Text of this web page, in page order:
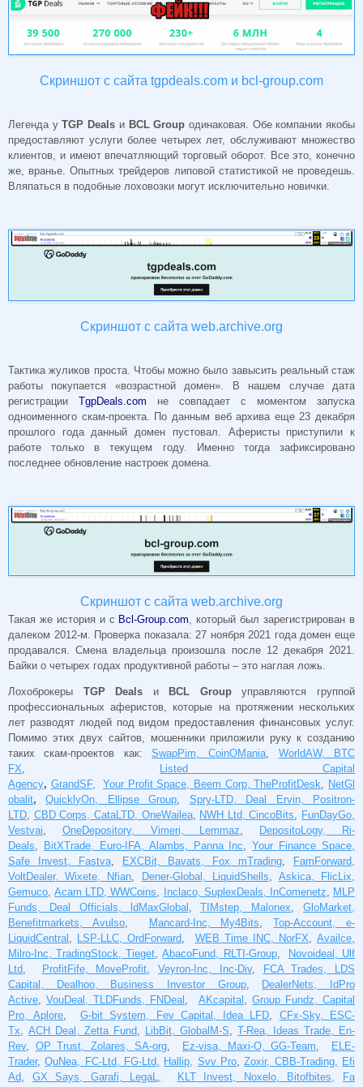
Скриншот с сайта tgpdeals.com и bcl-group.com
Легенда уTGP Deals и BCLGroup одинаковая. Обе компании якобы
предоставляют услуги более четырех лет, обслуживают множество
клиентов, и имеют впечатляющий торговый оборот. Все это, конечно
же, вранье. Опытных трейдеров липовой статистикой не проведешь.
Вляпаться в подобные лоховозки могут исключительно новички.
Скриншот с сайта web.archive.org
Тактика жуликов проста. Чтобы можно было завысить реальный стаж
работы покупается «возрастной домен». В нашем случае дата
регистрации TgpDeals.com не совпадает с моментом запуска
одноименного скам-проекта. По данным веб архива еще 23 декабря
прошлого года данный домен пустовал. Аферисты приступили к
работе только в текущем году. Именно тогда зафиксировано
последнее обновление настроек домена.
Скриншот с сайта web.archive.org
Такая же история и с Bcl-Group.com, который был зарегистрирован в
далеком 2012-м. Проверка показала: 27 ноября 2021 года домен еще
продавался. Смена владельца произошла после 12 декабря 2021.
Байки о четырех годах продуктивной работы – это наглая ложь.
Лохоброкеры TGP Deals и BCL Groupуправляются группой
профессиональных аферистов, которые на протяжении нескольких
лет разводят людей под видом предоставления финансовых услуг.
Помимо этих двух сайтов, мошенники приложили руку к созданию
таких скам-проектов как: SwapPim, CoinOMania
WorldAW, BTC
FX
Listed Capital
Agency, GrandSF,Your Profit Space, Beem Corp, TheProfitDesk
NetGl
obalit,QuicklyOn, Ellipse Group
Spry-LTD, Deal Ervin, Positron-
LTD CBD Corps, CataLTD, OneWailea, NWH Ltd, CincoBits
FunDayGo,
Vestvai
OneDepository, Vimeri, Lemmaz
DepositoLogy, Ri-
Deals
BitXTrade, Euro-IFA, Alambs, Panna Inc ,Your Finance Space,
Safe Invest, Fastva, EXCBit, Bavats, Fox mTrading
FamForward,
VoltDealer, Wixete, Nfian
Dener-Global, LiquidShells
Askica, FlicLix,
Gemuco ,Acam LTD, WWCoins Inclaco, SuplexDeals, InComenetz
MLP
Funds, Deal Officials, ldMaxGlobal
,TIMstep, Malonex ,GloMarket,
Benefitmarkets, Avulso, Mancard-Inc, My4Bits ,Top-Account, e-
LiquidCentral
LSP-LLC, OrdForward WEB Time INC, NorFX
Availce,
Milro-Inc, TradingStock, Tieget ,AbacoFund, RLTI-Group,
Novoideal, Ulf
Ltd
ProfitFife, MoveProfit Veyron-Inc, Inc-Div,
FCA Trades, LDS
Capital, Dealhoo, Business Investor Group,
DealerNets, IdPro
Active ,VouDeal, TLDFunds, FNDeal AKcapital
Group Fundz, Capital
Pro, Aplore
G-bit System, Fev Capital, Idea LFD
CFx-Sky, ESC-
Tx
ACH Deal, Zetta Fund LibBit, GlobalM-S
T-Rea, Ideas Trade, En-
Rev, OP Trust, Zolares, SA-org Ez-visa, Maxi-O, GG-Team
ELE-
Trader,QuNea, FC-Ltd, FG-Ltd, Hallip, Svv Pro ,Zoxir, CBB-Trading,
Efi
Ad
GX Says, Garafi, LegaL, KLT Invest, Noxelo, Bitofbites,
Fa